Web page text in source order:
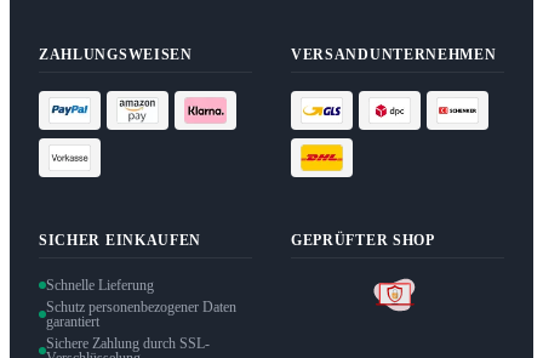
ZAHLUNGSWEISEN VERSANDUNTERNEHMEN
SICHER EINKAUFEN
Schnelle Lieferung
Schutz personenbezogener Daten
garantiert
Sichere Zahlung durch SSL-
GEPRÜFTER SHOP